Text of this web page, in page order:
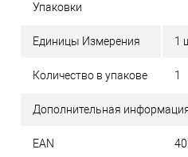
Упаковки
Единицы Измерения 1
Количество в упакове 1
Дополнительная
EAN